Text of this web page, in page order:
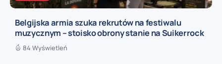
Belgijska armia szuka rekrutów na festiwalu
muzycznym – stoisko obrony stanie na Suikerrock
84 Wyświetleń